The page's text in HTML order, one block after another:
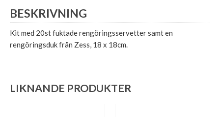
BESKRIVNING
Kit med 20st fuktade rengöringsservetter samt en
rengöringsduk från Zess, 18 x 18cm.
LIKNANDE PRODUKTER